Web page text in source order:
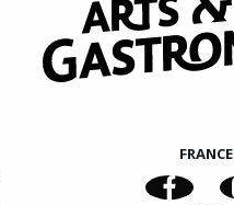
FRANCE